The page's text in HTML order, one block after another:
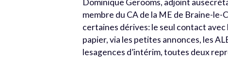
Dominique Gerooms, adjoint
membre du CA de la ME de Braine-
certaines dérives: le seul contact avec
papier, via les petites annonces, les
lesagences d’intérim, toutes deux